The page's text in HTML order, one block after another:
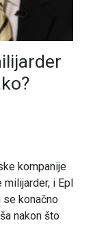
kompanije
i Epl
se konačno
nakon što